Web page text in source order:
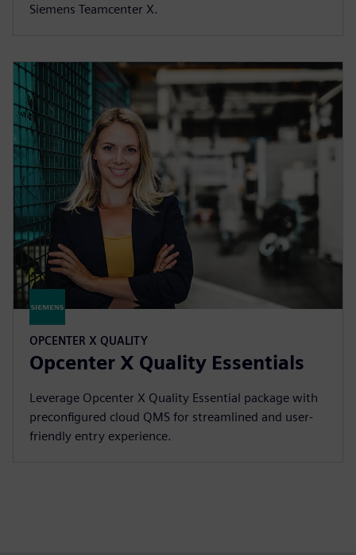
Siemens Teamcenter X.
OPCENTER X QUALITY
Opcenter X Quality Essentials
Leverage Opcenter X Quality Essential package with
preconfigured cloud QMS for streamlined and user-
friendly entry experience.